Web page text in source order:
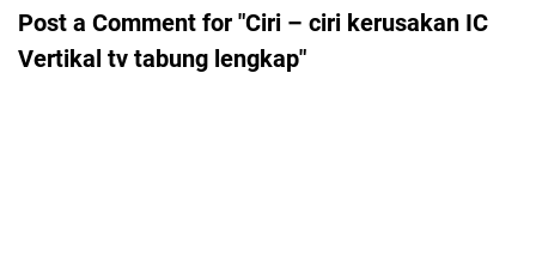
Post a Comment for "Ciri – ciri kerusakan IC
Vertikal tv tabung lengkap"